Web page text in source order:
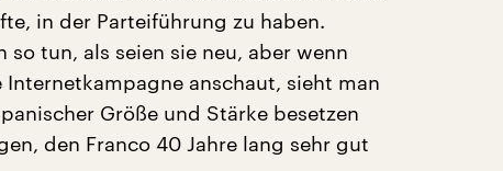
in der Parteiführung zu haben.
so tun, als seien sie neu, aber wenn
anschaut, sieht man
Größe und Stärke besetzen
den Franco 40 Jahre lang sehr gut